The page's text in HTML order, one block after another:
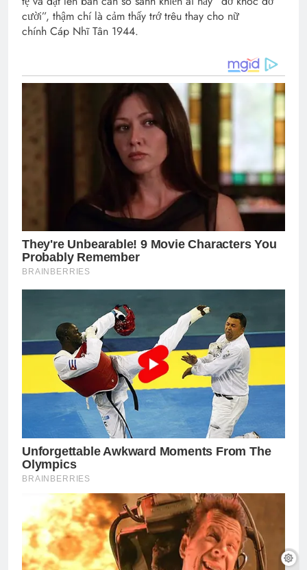
cười”, thậm chí là cảm thấy trớ trêu thay cho nữ
chính Cáp Nhĩ Tân 1944.